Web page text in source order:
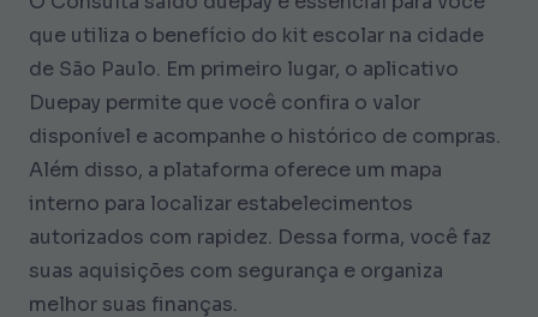
que utiliza o benefício do kit escolar na cidade
de São Paulo. Em primeiro lugar, o aplicativo
Duepay permite que você confira o valor
disponível e acompanhe o histórico de compras.
Além disso, a plataforma oferece um mapa
interno para localizar estabelecimentos
autorizados com rapidez. Dessa forma, você faz
suas aquisições com segurança e organiza
melhor suas finanças.